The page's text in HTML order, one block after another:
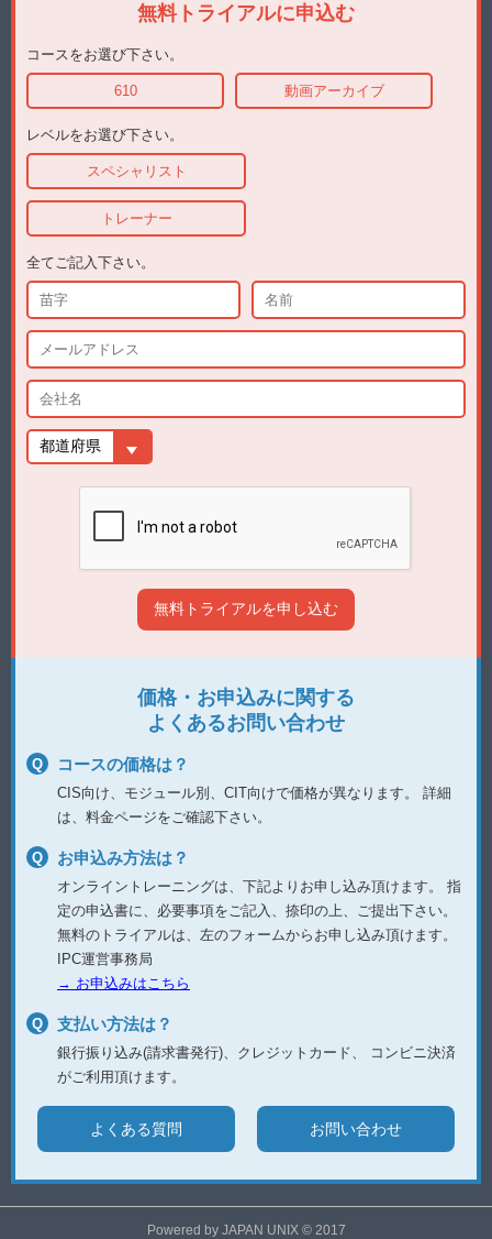
無料トライアルに申込む
コースをお選び下さい。
610 動画アーカイブ
レベルをお選び下さい。
スペシャリスト
トレーナー
全てご記入下さい。
価格・お申込みに関する
よくあるお問い合わせ
コースの価格は？
CIS向け、モジュール別、CIT向けで価格が異なります。
詳細
は、料金ページをご確認下さい。
お申込み方法は？
オンライントレーニングは、下記よりお申し込み頂けます。
指
定の申込書に、必要事項をご記入、捺印の上、ご提出下さい。
無料のトライアルは、左のフォームからお申し込み頂けます。
IPC運営事務局
→ お申込みはこちら
支払い方法は？
銀行振り込み(請求書発行)、クレジットカード、
コンビニ決済
がご利用頂けます。
よくある質問 お問い合わせ
Powered by JAPAN UNIX © 2017